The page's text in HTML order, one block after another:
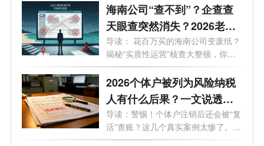
海南公司“查不到”？企查查
天眼查突然消失？2026老板
必看的工商屏蔽避坑与解除
指南！
导读： 花百万买的海南公司变废纸？
揭秘“实质性运营”核查大整顿，你
的...
2026个体户被列为风险纳税
人有什么后果？一文说透原
因与解除办法
导读：警惕！个体户注销后还会被“复
活”查账？这几个真实案例太惨了。
最...